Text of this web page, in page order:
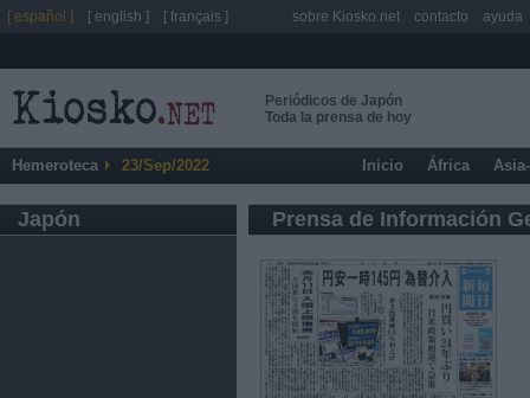
Periódicos de Japón
Toda la prensa de hoy
Hemeroteca 23/Sep/2022 Inicio África
Japón Prensa de Información
[ español ] [ english ] [ français ] sobre Kiosko.net contacto ayuda